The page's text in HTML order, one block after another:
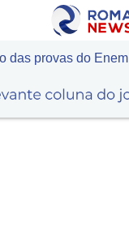
das provas do Enem